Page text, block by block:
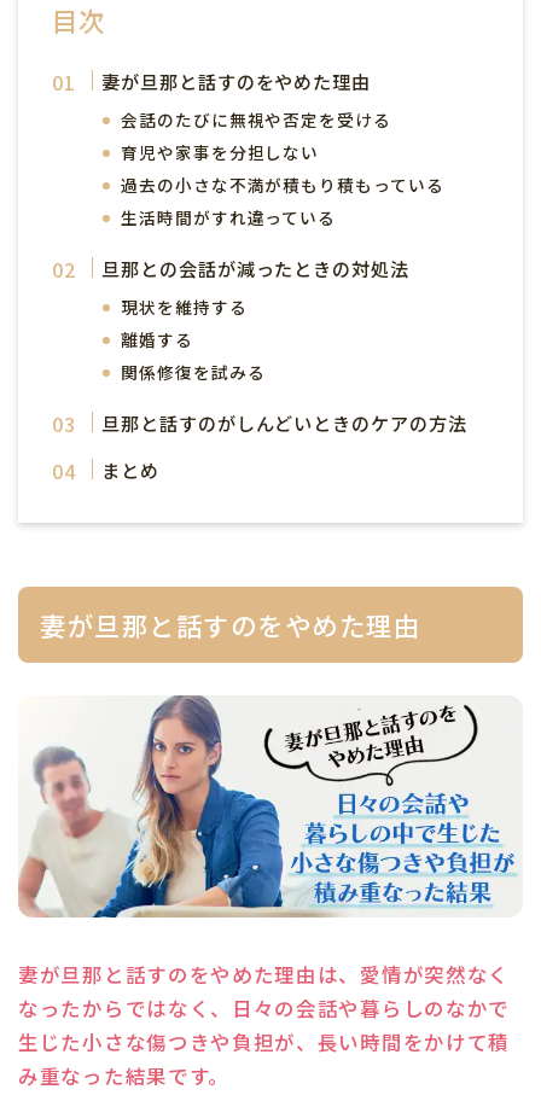
目次
妻が旦那と話すのをやめた理由
会話のたびに無視や否定を受ける
育児や家事を分担しない
過去の小さな不満が積もり積もっている
生活時間がすれ違っている
旦那との会話が減ったときの対処法
現状を維持する
離婚する
関係修復を試みる
旦那と話すのがしんどいときのケアの方法
まとめ
妻が旦那と話すのをやめた理由
妻が旦那と話すのをやめた理由は、愛情が突然なく
なったからではなく、日々の会話や暮らしのなかで
生じた小さな傷つきや負担が、長い時間をかけて積
み重なった結果です。